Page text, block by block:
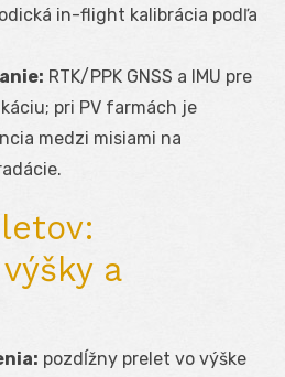
in-flight kalibrácia podľa
RTK/PPK GNSS a IMU pre
pri PV farmách je
medzi misiami na
a
pozdĺžny prelet vo výške